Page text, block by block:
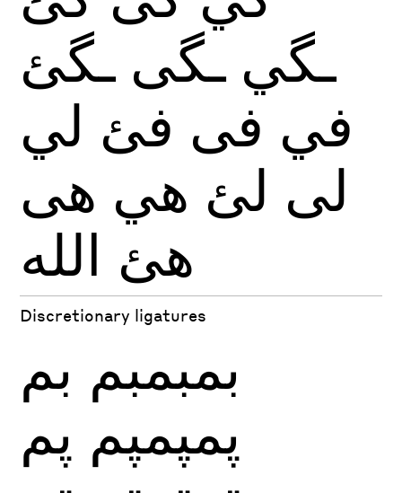
ـگي ـگى ـگئ
في فى فئ لي
لى لئ هي هى
هئ الله
Discretionary ligatures
بمبمبم بم
پمپمپم پم